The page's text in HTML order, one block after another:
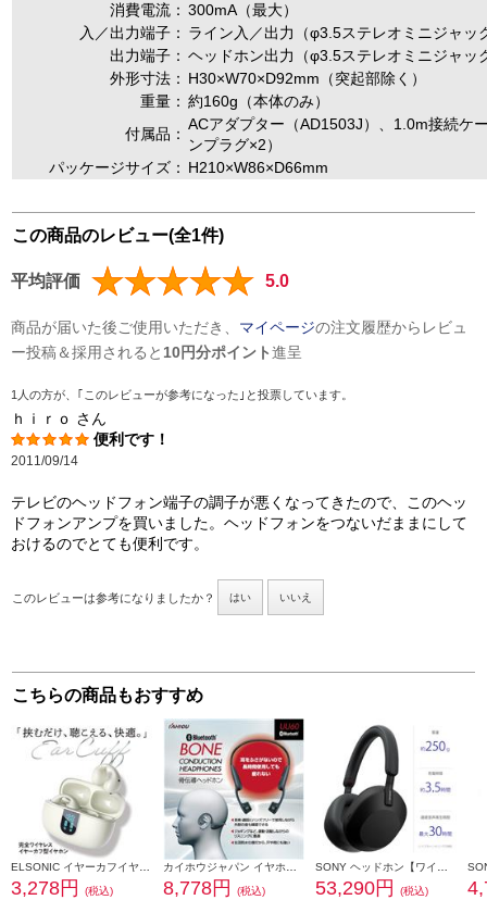
消費電流： 300mA（最大）
入／出力端子： ライン入／出力（φ3.5ステレオミニジャッ
出力端子： ヘッドホン出力（φ3.5ステレオミニジャッ
外形寸法： H30×W70×D92mm（突起部除く）
重量： 約160g（本体のみ）
付属品：
ACアダプター（AD1503J）、1.0m接続ケ
ンプラグ×2）
パッケージサイズ： H210×W86×D66mm
この商品のレビュー(全1件)
平均評価 5.0
商品が届いた後ご使用いただき、 マイページの注文履歴からレビュ
ー投稿＆採用されると 10円分ポイント進呈
1人の方が、｢このレビューが参考になった｣と投票しています。
ｈｉｒｏ さん
便利です！
2011/09/14
テレビのヘッドフォン端子の調子が悪くなってきたので、このヘッ
ドフォンアンプを買いました。ヘッドフォンをつないだままにして
おけるのでとても便利です。
このレビューは参考になりましたか？ はい いいえ
こちらの商品もおすすめ
3,278円 (税込) 8,778円
(税込)
53,290円 (税込)